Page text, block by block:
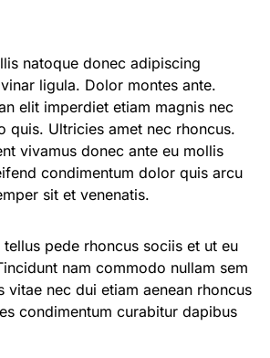
natoque donec adipiscing
ligula. Dolor montes ante.
elit imperdiet etiam magnis nec
quis. Ultricies amet nec rhoncus.
vivamus donec ante eu mollis
condimentum dolor quis arcu
sit et venenatis.
pede rhoncus sociis et ut eu
nam commodo nullam sem
vitae nec dui etiam aenean rhoncus
condimentum curabitur dapibus